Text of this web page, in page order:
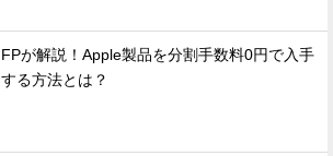
FPが解説！Apple製品を分割手数料0円で入手
する方法とは？